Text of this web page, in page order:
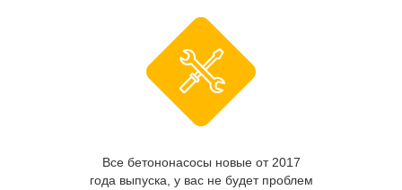
Все бетононасосы новые от 2017
года выпуска, у вас не будет проблем